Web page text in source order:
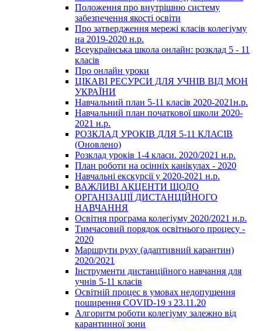
Положення про внутрішню систему
забезпечення якості освіти
Про затвердження мережі класів колегіуму
на 2019-2020 н.р.
Всеукраїнська школа онлайн: розклад 5 - 11
класів
Про онлайн уроки
ЦІКАВІ РЕСУРСИ ДЛЯ УЧНІВ ВІД МОН
УКРАЇНИ
Навчальний план 5-11 класів 2020-2021н.р.
Навчальний план початкової школи 2020-
2021 н.р.
РОЗКЛАД УРОКІВ ДЛЯ 5-11 КЛАСІВ
(Оновлено)
Розклад уроків 1-4 класи. 2020/2021 н.р.
План роботи на осінніх канікулах - 2020
Навчальні екскурсії у 2020-2021 н.р.
ВАЖЛИВІ АКЦЕНТИ ЩОДО
ОРГАНІЗАЦІЇ ДИСТАНЦІЙНОГО
НАВЧАННЯ
Освітня програма колегіуму 2020/2021 н.р.
Тимчасовий порядок освітнього процесу -
2020
Маршрути руху (адаптивний карантин)
2020/2021
Інструменти дистанційного навчання для
учнів 5-11 класів
Освітній процес в умовах недопущення
поширення COVID-19 з 23.11.20
Алгоритм роботи колегіуму залежно від
карантинної зони